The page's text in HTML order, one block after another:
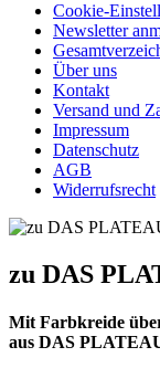
Cookie-
Newsletter
Über uns
Kontakt
Versand und
Impressum
Datenschutz
AGB
Widerrufsrecht
zu DAS
Mit Farbkreide
aus DAS